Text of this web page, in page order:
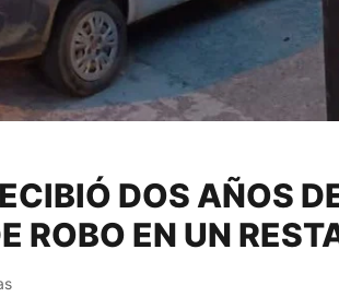
DOS AÑOS
ROBO EN UN